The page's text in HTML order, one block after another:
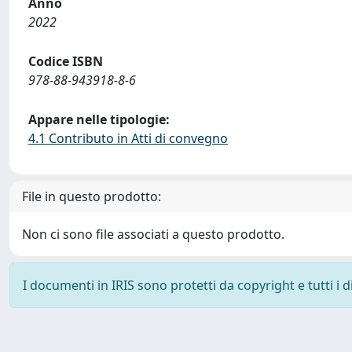
2022
Codice ISBN
978-88-943918-8-6
Appare nelle tipologie:
4.1 Contributo in Atti di convegno
File in questo prodotto:
Non ci sono file associati a questo prodotto.
I documenti in IRIS sono protetti da copyright e tutti i